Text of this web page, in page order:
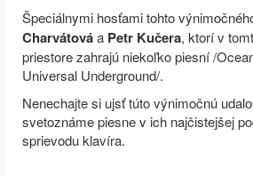
Špeciálnymi hosťami tohto
Charvátováa Petr Kučera, ktorí v
priestore zahrajú niekoľko piesní /
Universal Underground/.
Nenechajte si ujsť túto výnimočnú
svetoznáme piesne v ich najčistejšej
sprievodu klavíra.